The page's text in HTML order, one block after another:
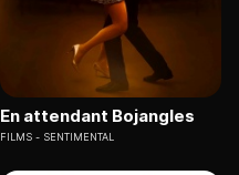
En attendant Bojangles
FILMS SENTIMENTAL